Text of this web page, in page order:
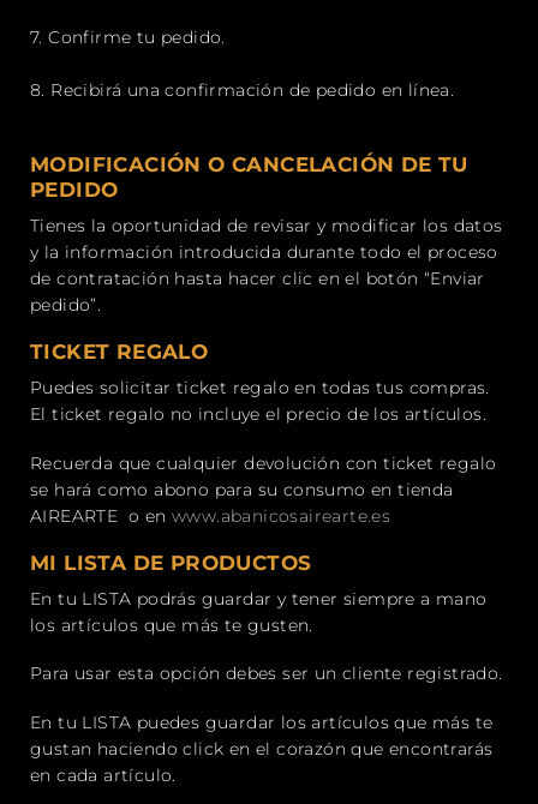
7.Confirme tu pedido.
8. Recibirá una confirmación de pedido en línea.
MODIFICACIÓN O CANCELACIÓN DE TU
PEDIDO
Tienes la oportunidad de revisar y modificar los datos
y la información introducida durante todo el proceso
de contratación hasta hacer clic en el botón “Enviar
pedido”.
TICKET REGALO
Puedes solicitar ticket regalo en todas tus compras.
El ticket regalo no incluye el precio de los artículos.
Recuerda que cualquier devolución con ticket regalo
se harácomo abono para su consumo en tienda
AIREARTE o enwww.abanicosairearte.es
MI LISTA DE PRODUCTOS
En tu LISTA podrás guardar y tener siempre a mano
los artículos que más te gusten.
Para usar esta opción debes ser un cliente registrado.
En tu LISTA puedes guardar los artículos que más te
gustan haciendoclick en el corazón que encontrarás
en cada artículo.